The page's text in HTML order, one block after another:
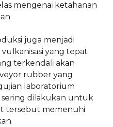
mengenai ketahanan
juga menjadi
yang tepat
terkendali akan
rubber yang
laboratorium
dilakukan untuk
tersebut memenuhi